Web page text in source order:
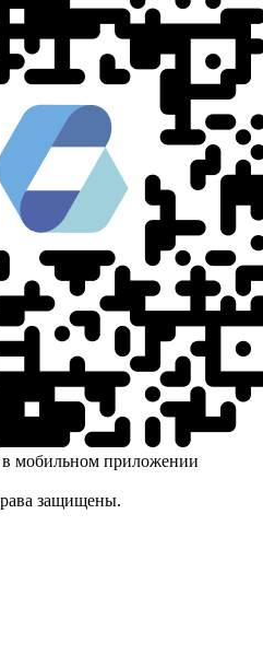
мобильном приложении
защищены.